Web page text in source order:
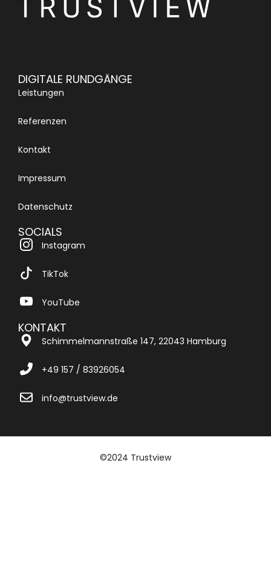
DIGITALE RUNDGÄNGE
Leistungen
Referenzen
Kontakt
Impressum
Datenschutz
SOCIALS
Instagram
TikTok
YouTube
KONTAKT
Schimmelmannstraße 147, 22043 Hamburg
+49 157 / 83926054
info@trustview.de
©2024 Trustview